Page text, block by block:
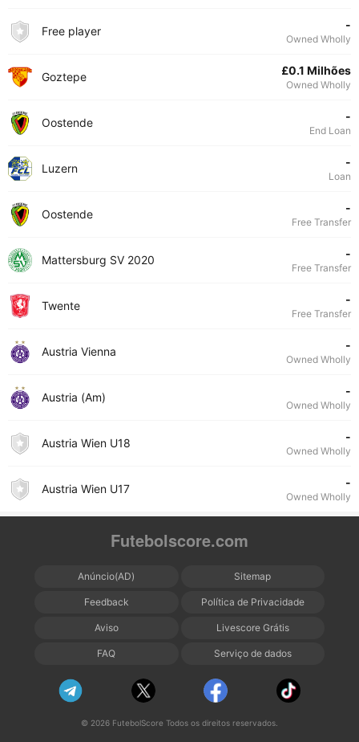
Free player -
Owned Wholly
Goztepe £0.1 Milhões
Owned Wholly
Oostende -
End Loan
Luzern -
Loan
Oostende -
Free Transfer
Mattersburg SV 2020 -
Free Transfer
Twente -
Free Transfer
Austria Vienna -
Owned Wholly
Austria (Am) -
Owned Wholly
Austria Wien U18 -
Owned Wholly
Austria Wien U17 -
Owned Wholly
Futebolscore.com
Anúncio(AD) Sitemap
Feedback Política de Privacidade
Aviso Livescore Grátis
FAQ Serviço de dados
© 2026 FutebolScore Todos os direitos reservados.